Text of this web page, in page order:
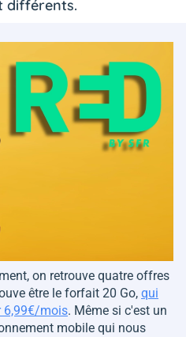
différents.
on retrouve quatre offres
être le forfait 20 Go, qui
6,99€/mois. Même si c'est un
mobile qui nous